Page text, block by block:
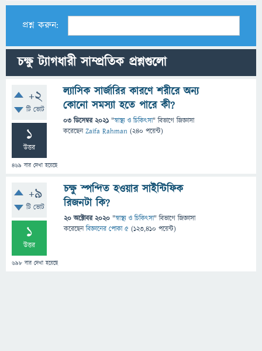
প্রশ্ন করুন:
চক্ষু ট্যাগধারী সাম্প্রতিক প্রশ্নগুলো
+2
টি ভোট
1
উত্তর
469 বার দেখা হয়েছে
ল্যাসিক সার্জারির কারণে শরীরে অন্য
কোনো সমস্যা হতে পারে কী?
03 ডিসেম্বর 2021 "স্বাস্থ্য ও চিকিৎসা" বিভাগে জিজ্ঞাসা
করেছেনZaifa Rahman (240 পয়েন্ট)
+9
টি ভোট
1
উত্তর
698 বার দেখা হয়েছে
চক্ষু স্পন্দিত হওয়ার সাইন্টিফিক
রিজনটা কি?
20 অক্টোবর 2020 "স্বাস্থ্য ও চিকিৎসা" বিভাগে জিজ্ঞাসা
করেছেনবিজ্ঞানের পোকা ৫ (123,410 পয়েন্ট)